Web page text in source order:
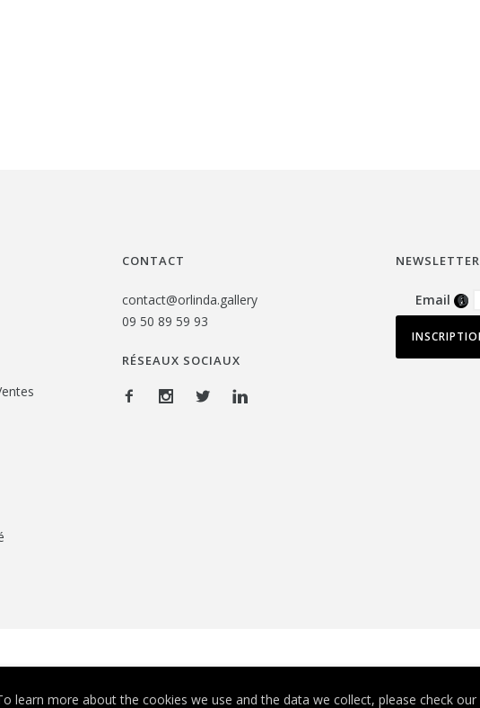
CONTACT
contact@orlinda.gallery
09 50 89 59 93
RÉSEAUX SOCIAUX
NEWSLETTER
Email
- Création de sites internet à Mulhouse
learn more about the cookies we use and the data we collect, please check our